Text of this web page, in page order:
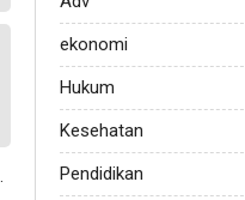
ekonomi
Hukum
Kesehatan
Pendidikan